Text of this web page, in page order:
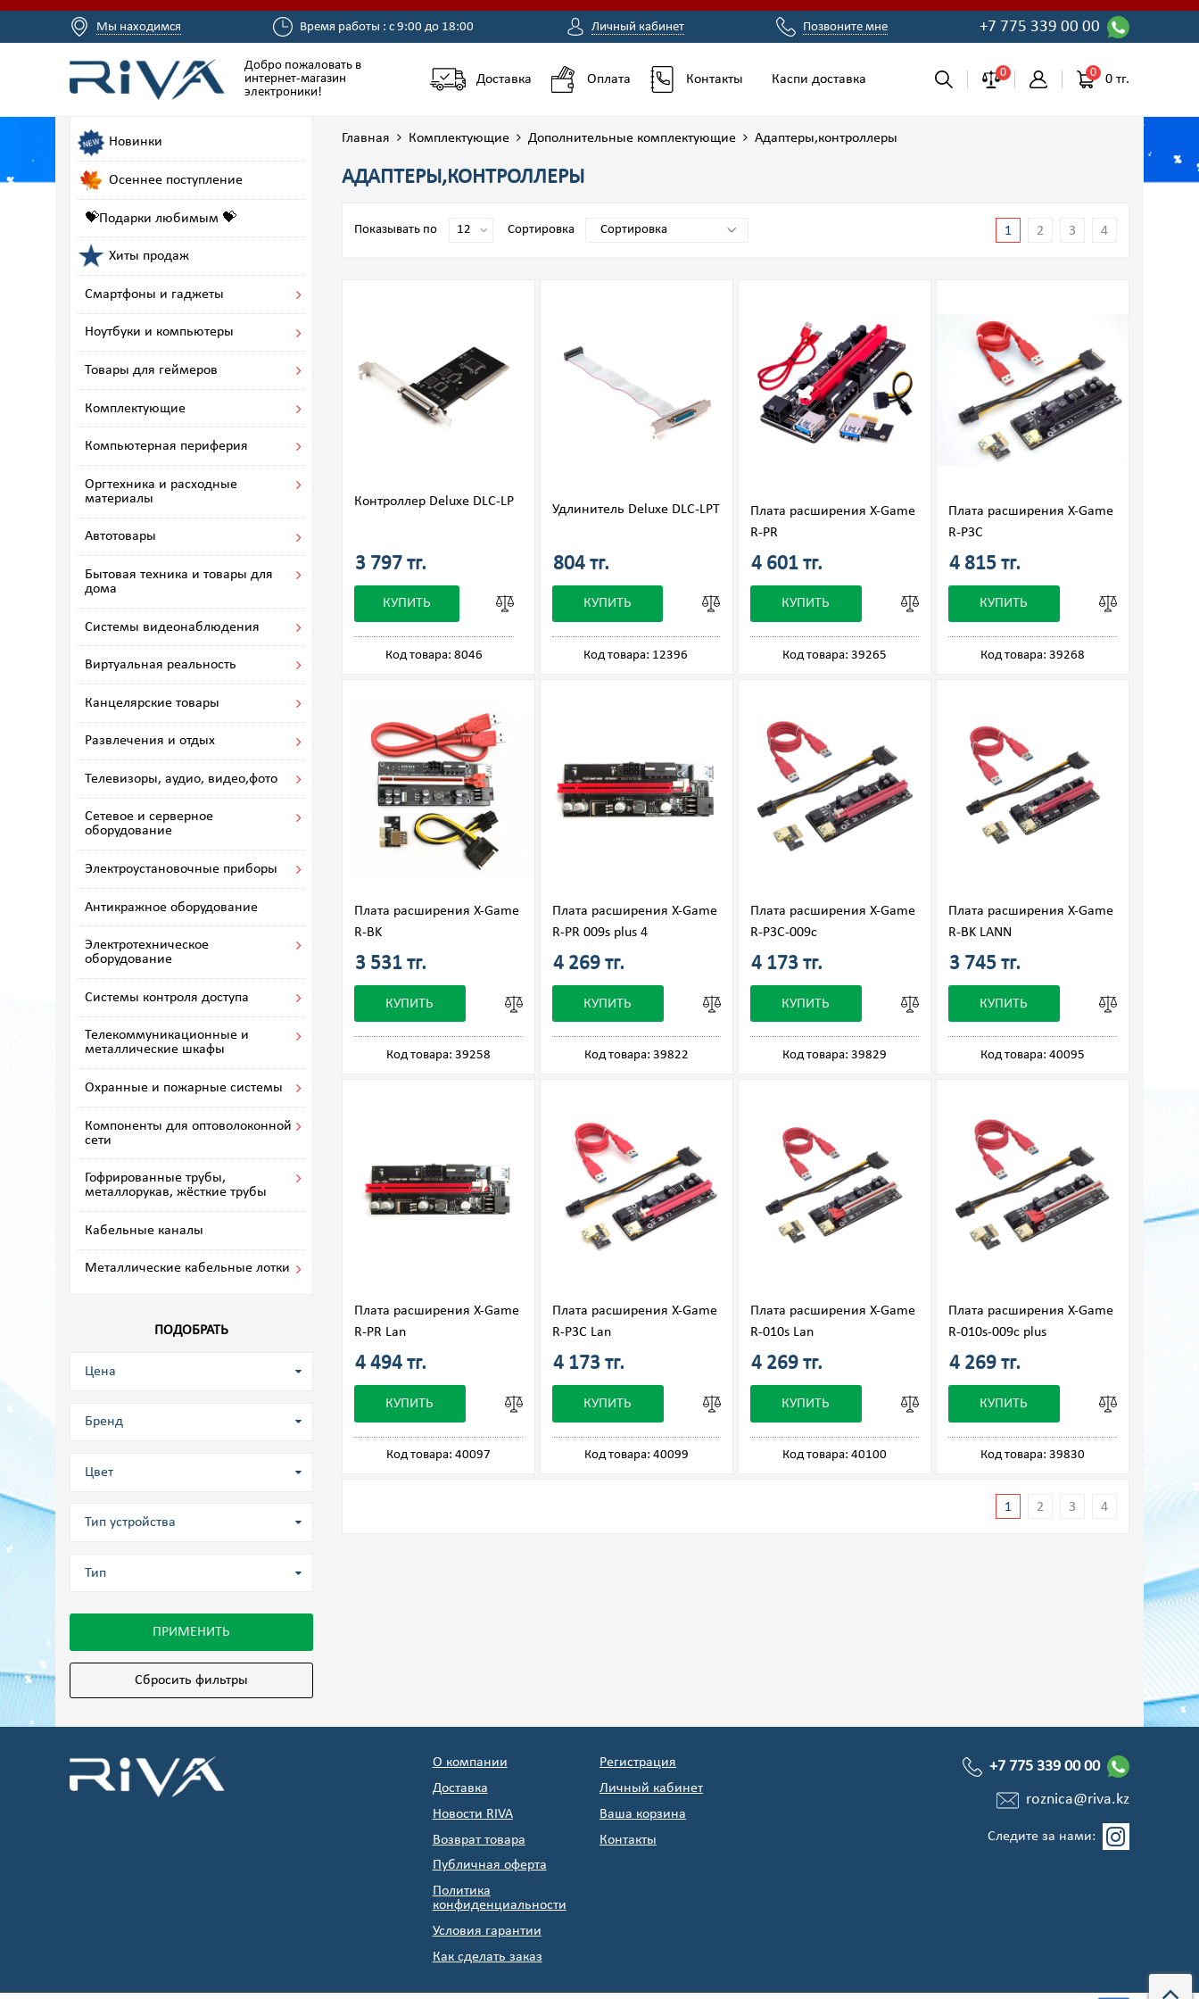
Мы находимся Время работы : с 9:00 до 18:00 Личный кабинет Позвоните мне +7 775 339 00 00
Добро пожаловать в
интернет-магазин
электроники!
Доставка Оплата Контакты Каспи доставка 0 0 0 тг.
Главная Комплектующие Дополнительные комплектующие Адаптеры,контроллеры
АДАПТЕРЫ,КОНТРОЛЛЕРЫ
Показывать по Сортировка 1 2 3 4
Контроллер Deluxe DLC-LP
3 797 тг.
КУПИТЬ
Код товара: 8046
Удлинитель Deluxe DLC-LPT
804 тг.
КУПИТЬ
Код товара: 12396
Плата расширения X-Game
R-PR
4 601 тг.
КУПИТЬ
Код товара: 39265
Плата расширения X-Game
R-P3C
4 815 тг.
КУПИТЬ
Код товара: 39268
Плата расширения X-Game
R-BK
3 531 тг.
КУПИТЬ
Код товара: 39258
Плата расширения X-Game
R-PR 009s plus 4
4 269 тг.
КУПИТЬ
Код товара: 39822
Плата расширения X-Game
R-P3C-009c
4 173 тг.
КУПИТЬ
Код товара: 39829
Плата расширения X-Game
R-BK LANN
3 745 тг.
КУПИТЬ
Код товара: 40095
Плата расширения X-Game
R-PR Lan
4 494 тг.
КУПИТЬ
Код товара: 40097
Плата расширения X-Game
R-P3C Lan
4 173 тг.
КУПИТЬ
Код товара: 40099
Плата расширения X-Game
R-010s Lan
4 269 тг.
КУПИТЬ
Код товара: 40100
Плата расширения X-Game
R-010s-009с plus
4 269 тг.
КУПИТЬ
Код товара: 39830
1 2 3 4
Новинки
Осеннее поступление
💝Подарки любимым 💝
Хиты продаж
Смартфоны и гаджеты
Ноутбуки и компьютеры
Товары для геймеров
Комплектующие
Компьютерная периферия
Оргтехника и расходные
материалы
Автотовары
Бытовая техника и товары для
дома
Системы видеонаблюдения
Виртуальная реальность
Канцелярские товары
Развлечения и отдых
Телевизоры, аудио, видео,фото
Сетевое и серверное
оборудование
Электроустановочные приборы
Антикражное оборудование
Электротехническое
оборудование
Системы контроля доступа
Телекоммуникационные и
металлические шкафы
Охранные и пожарные системы
Компоненты для оптоволоконной
сети
Гофрированные трубы,
металлорукав, жёсткие трубы
Кабельные каналы
Металлические кабельные лотки
ПОДОБРАТЬ
Цена
Бренд
Цвет
Тип устройства
Тип
ПРИМЕНИТЬ
Сбросить фильтры
О компании
Доставка
Новости RIVA
Возврат товара
Публичная оферта
Политика
конфиденциальности
Условия гарантии
Как сделать заказ
Регистрация
Личный кабинет
Ваша корзина
Контакты
+7 775 339 00 00
roznica@riva.kz
Следите за нами: